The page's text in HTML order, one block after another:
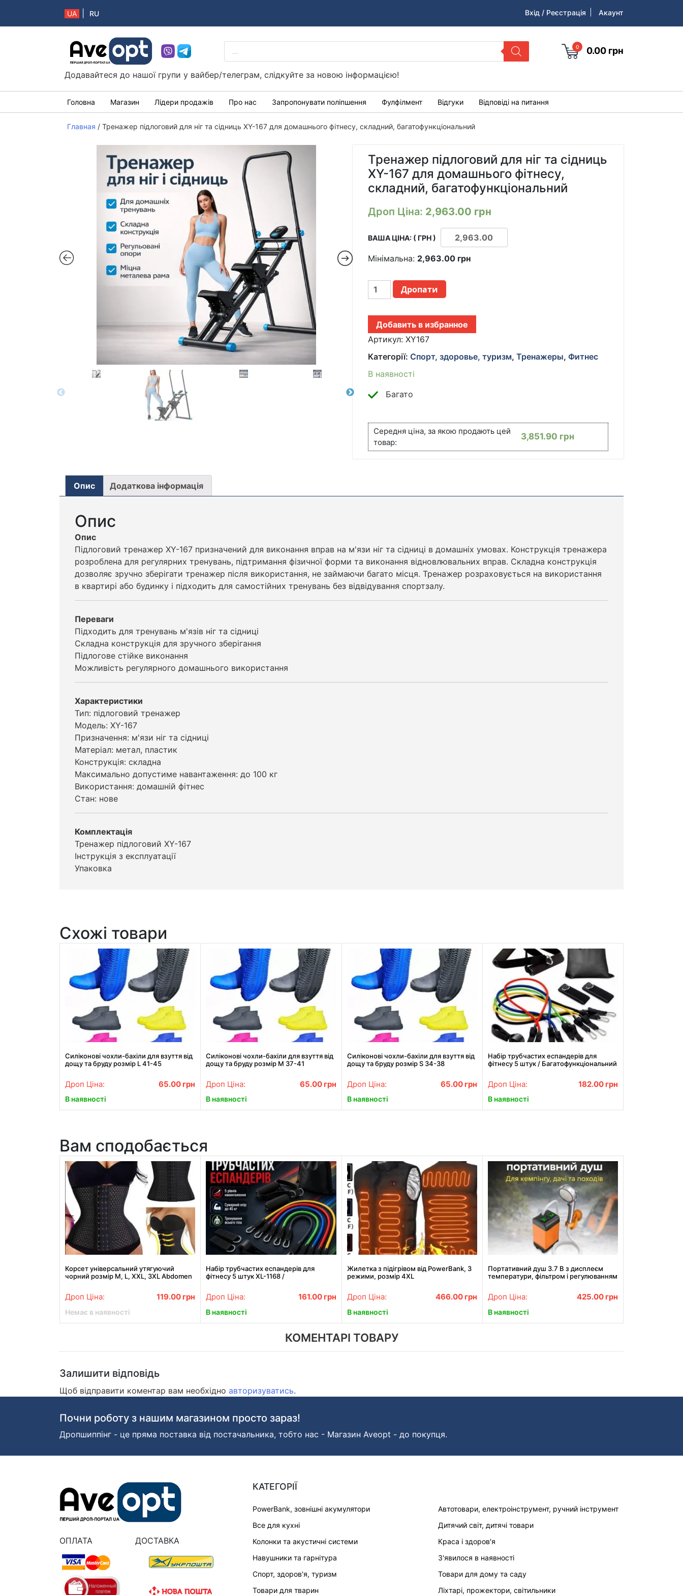
UA RU Вхід / Реєстрація Акаунт
Aveopt – оптова дропшипінг платформа в Україні
PRODUCTS
SEARCH
0 0.00 грн
Додавайтеся до нашої групи у вайбер/телеграм, слідкуйте за новою інформацією!
Головна Магазин Лідери продажів Про нас Запропонувати поліпшення Фулфілмент Відгуки Відповіді на питання
Главная / Тренажер підлоговий для ніг та сідниць XY-167 для домашнього фітнесу, складний, багатофункціональний
Тренажер підлоговий для ніг та сідниць
XY-167 для домашнього фітнесу,
складний, багатофункціональний
Дроп Ціна: 2,963.00 грн
ВАША ЦІНА: ( ГРН )
Мінімальна: 2,963.00 грн
ТРЕНАЖЕР
НАПОЛЬНЫЙ
НОГ
ЯГОДИЦ
167
ДЛЯ
ФИТНЕСА,
КІЛЬКІСТЬ
Дропати
Добавить в избранное
Артикул:XY167
Категорії: Спорт, здоровье, туризм,Тренажеры,Фитнес
В наявності
Багато
Середня ціна, за якою продають цей
товар:
3,851.90 грн
Опис Додаткова інформація
Опис
Опис
Підлоговий тренажер XY-167 призначений для виконання вправ на м'язи ніг та сідниці в домашніх умовах. Конструкція тренажера
розроблена для регулярних тренувань, підтримання фізичної форми та виконання відновлювальних вправ. Складна конструкція
дозволяє зручно зберігати тренажер після використання, не займаючи багато місця. Тренажер розраховується на використання
в квартирі або будинку і підходить для самостійних тренувань без відвідування спортзалу.
Переваги
Підходить для тренувань м'язів ніг та сідниці
Складна конструкція для зручного зберігання
Підлогове стійке виконання
Можливість регулярного домашнього використання
Характеристики
Тип: підлоговий тренажер
Модель: XY-167
Призначення: м'язи ніг та сідниці
Матеріал: метал, пластик
Конструкція: складна
Максимально допустиме навантаження: до 100 кг
Використання: домашній фітнес
Стан: нове
Комплектація
Тренажер підлоговий XY-167
Інструкція з експлуатації
Упаковка
Схожі товари
Силіконові чохли-бахіли для взуття від
дощу та бруду розмір L 41-45
Дроп Ціна: 65.00 грн
В наявності
Силіконові чохли-бахіли для взуття від
дощу та бруду розмір M 37-41
Дроп Ціна: 65.00 грн
В наявності
Силіконові чохли-бахіли для взуття від
дощу та бруду розмір S 34-38
Дроп Ціна: 65.00 грн
В наявності
Набір трубчастих еспандерів для
фітнесу 5 штук / Багатофункціональний
Дроп Ціна: 182.00 грн
В наявності
Вам сподобається
Корсет універсальний утягуючий
чорний розмір М, L, XXL, 3XL Abdomen
Дроп Ціна: 119.00 грн
Немає в наявності
Набір трубчастих еспандерів для
фітнесу 5 штук XL-1168 /
Дроп Ціна: 161.00 грн
В наявності
Жилетка з підігрівом від PowerBank, 3
режими, розмір 4XL
Дроп Ціна: 466.00 грн
В наявності
Портативний душ 3.7 В з дисплеєм
температури, фільтром і регулюванням
Дроп Ціна: 425.00 грн
В наявності
КОМЕНТАРІ ТОВАРУ
Залишити відповідь
Щоб відправити коментар вам необхідно авторизуватись.
Почни роботу з нашим магазином просто зараз!
Дропшиппінг - це пряма поставка від постачальника, тобто нас - Магазин Aveopt - до покупця.
ОПЛАТА ДОСТАВКА
КАТЕГОРІЇ
PowerBank, зовнішні акумулятори
Автотовари, електроінструмент, ручний інструмент
Все для кухні
Дитячий світ, дитячі товари
Колонки та акустичні системи
Краса і здоров'я
Навушники та гарнітура
З'явилося в наявності
Спорт, здоров'я, туризм
Товари для дому та саду
Товари для тварин
Ліхтарі, прожектори, світильники